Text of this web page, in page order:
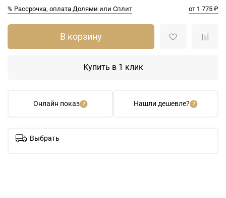
% Рассрочка, оплата Долями или Сплит от 1 775 ₽
Онлайн показ Нашли дешевле?
В корзину
Купить в 1 клик
Выбрать